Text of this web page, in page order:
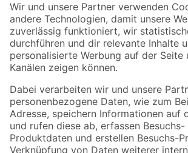
Der toom Newsletter: Keine Angebote und Aktionen
Zur Newsletter Anmeldung
Folge uns
Zahlungsarten